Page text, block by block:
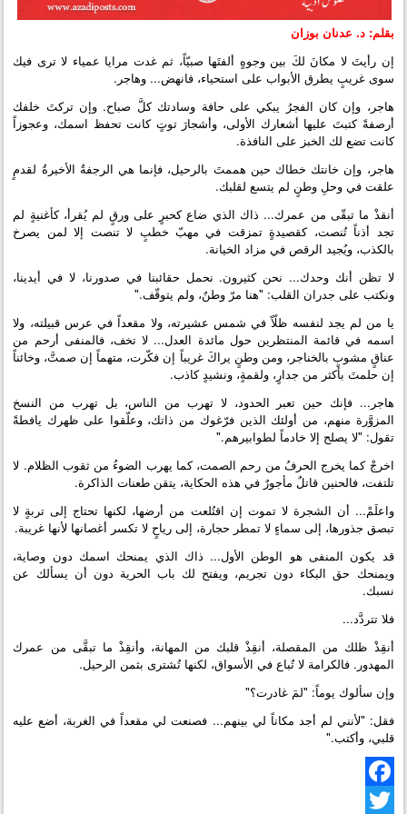
بقلم: د. عدنان بوزان
إن رأيتَ لا مكانَ لكَ بين وجوهٍ ألفتَها صبيّاً، ثم غدت مرايا عمياء لا ترى فيك
سوى غريبٍ يطرق الأبواب على استحياء، فانهض... وهاجر.
هاجر، وإن كان الفجرُ يبكي على حافة وسادتك كلَّ صباح. وإن تركتَ خلفك
أرصفةً كتبتَ عليها أشعارك الأولى، وأشجارَ توتٍ كانت تحفظ اسمك، وعجوزاً
كانت تضع لك الخبز على النافذة.
هاجر، وإن خانتك خطاك حين هممتَ بالرحيل، فإنما هي الرجفةُ الأخيرةُ لقدمٍ
علقت في وحلِ وطنٍ لم يتسع لقلبك.
أنقذْ ما تبقّى من عمرك... ذاك الذي ضاع كحبرٍ على ورقٍ لم يُقرأ، كأغنيةٍ لم
تجد أذناً تُنصت، كقصيدةٍ تمزقت في مهبّ خطبٍ لا تنصت إلا لمن يصرخ
بالكذب، ويُجيد الرقص في مزاد الخيانة.
لا تظن أنك وحدك... نحن كثيرون. نحمل حقائبنا في صدورنا، لا في أيدينا،
ونكتب على جدران القلب: "هنا مرّ وطنٌ، ولم يتوقّف."
يا من لم يجد لنفسه ظلّاً في شمس عشيرته، ولا مقعداً في عرس قبيلته، ولا
اسمه في قائمة المنتظرين حول مائدة العدل... لا تخف، فالمنفى أرحم من
عناقٍ مشوبٍ بالخناجر، ومن وطنٍ يراكَ غريباً إن فكّرت، متهماً إن صمتَّ، وخائناً
إن حلمتَ بأكثر من جدارٍ، ولقمةٍ، ونشيدٍ كاذب.
هاجر... فإنك حين تعبر الحدود، لا تهرب من الناس، بل تهرب من النسخ
المزوَّرة منهم، من أولئك الذين فرّغوك من ذاتك، وعلّقوا على ظهرك يافطةً
تقول: "لا يصلح إلا خادماً لطوابيرهم."
اخرجْ كما يخرج الحرفُ من رحم الصمت، كما يهرب الضوءُ من ثقوب الظلام. لا
تلتفت، فالحنين قاتلٌ مأجورٌ في هذه الحكاية، يتقن طعنات الذاكرة.
واعلَمْ... أن الشجرة لا تموت إن اقتُلعت من أرضها، لكنها تحتاج إلى تربةٍ لا
تبصق جذورها، إلى سماءٍ لا تمطر حجارة، إلى رياحٍ لا تكسر أغصانها لأنها غريبة.
قد يكون المنفى هو الوطن الأول... ذاك الذي يمنحك اسمك دون وصاية،
ويمنحك حق البكاء دون تجريم، ويفتح لك باب الحرية دون أن يسألك عن
نسبك.
فلا تتردَّد...
أنقِذْ ظلك من المقصلة، أنقِذْ قلبك من المهانة، وأنقِذْ ما تبقَّى من عمرك
المهدور. فالكرامة لا تُباع في الأسواق، لكنها تُشترى بثمن الرحيل.
وإن سألوك يوماً: "لمَ غادرت؟"
فقل: "لأنني لم أجد مكاناً لي بينهم... فصنعت لي مقعداً في الغربة، أضع عليه
قلبي، وأكتب."
Facebook